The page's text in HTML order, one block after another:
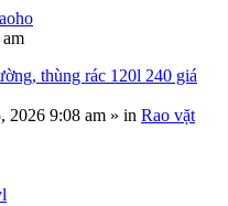
thùng rác 120l 240 giá
2026 9:08 am » in Rao vặt